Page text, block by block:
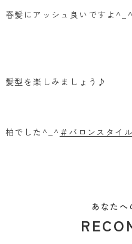
春髪にアッシュ良いですよ^_^
髪型を楽しみましょう♪
柏でした^_^ ＃バロンスタイル
あなたへ